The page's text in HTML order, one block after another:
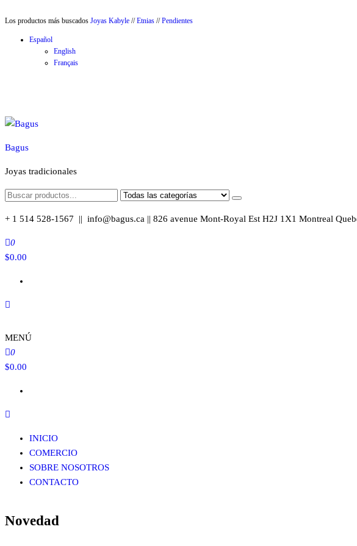
al
contenido
Los productos más buscados Joyas Kabyle //Etnias //Pendientes
Español
English
Français
Bagus
Joyas tradicionales
+ 1 514 528-1567 || info@bagus.ca || 826 avenue Mont-Royal Est H2J 1X1 Montreal
0
$0.00
MENÚ
0
$0.00
INICIO
COMERCIO
SOBRE NOSOTROS
CONTACTO
Novedad